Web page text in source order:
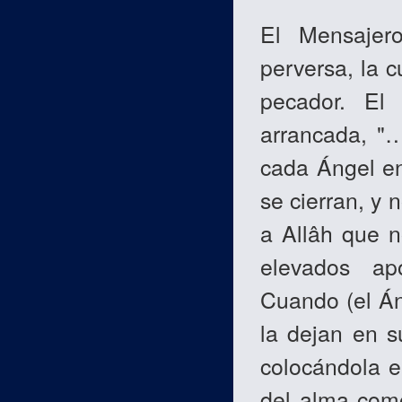
El
perversa, la
pecador.
arrancada,
cada Ángel
se cierran, y
a Allâh que
elevados
Cuando (el
la dejan en
colocándola